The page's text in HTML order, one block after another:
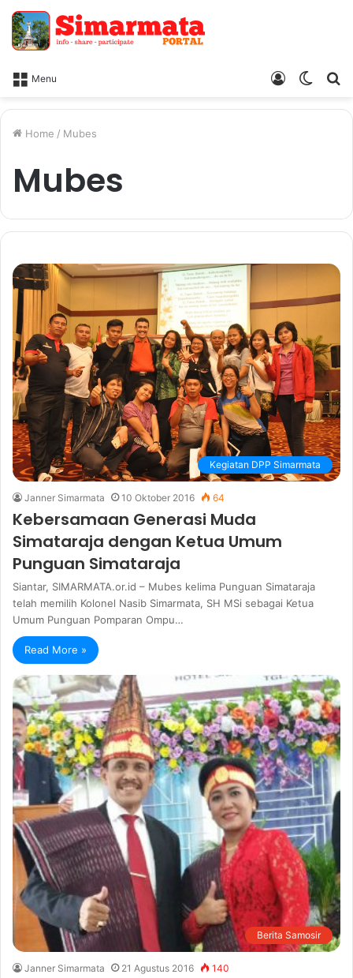
Menu
Switch
Log
Home / Mubes
Mubes
Kegiatan DPP Simarmata
Janner Simarmata 10 Oktober 2016 64
Kebersamaan Generasi Muda
Simataraja dengan Ketua Umum
Punguan Simataraja
Siantar, SIMARMATA.or.id – Mubes kelima Punguan Simataraja
telah memilih Kolonel Nasib Simarmata, SH MSi sebagai Ketua
Umum Punguan Pomparan Ompu…
Read More »
Berita Samosir
Janner Simarmata 21 Agustus 2016 140